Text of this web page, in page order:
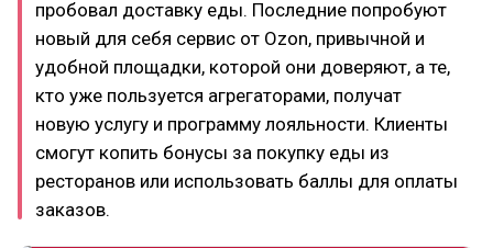
пробовал доставку еды. Последние попробуют
новый для себя сервис от Ozon, привычной и
удобной площадки, которой они доверяют, а те,
кто уже пользуется агрегаторами, получат
новую услугу и программу лояльности. Клиенты
смогут копить бонусы за покупку еды из
ресторанов или использовать баллы для оплаты
заказов.